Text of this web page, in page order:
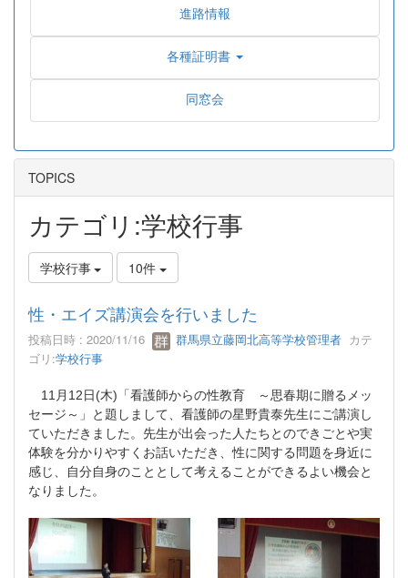
進路情報
各種証明書
同窓会
TOPICS
カテゴリ:学校行事
学校行事 10件
性・エイズ講演会を行いました
投稿日時 : 2020/11/16 群馬県立藤岡北高等学校管理者 カテ
ゴリ:学校行事
11 月 12日(木) 「看護師からの性教育 ～思春期に贈るメッ
セージ～」と題しまして、看護師の星野貴泰先生にご講演し
ていただきました。先生が出会った人たちとのできごとや実
体験を分かりやすくお話いただき、性に関する問題を身近に
感じ、自分自身のこととして考えることができるよい機会と
なりました。